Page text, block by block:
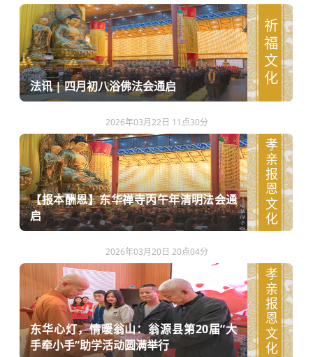
法讯 | 四月初八浴佛法会通启 祈福文化
2026年03月22日 11点30分
【报本酬恩】东华禅寺丙午年清明法会通
启
孝亲报恩文化
2026年03月20日 20点04分
东华心灯，情暖翁山：翁源县第20届“大
手牵小手”助学活动圆满举行
孝亲报恩文化